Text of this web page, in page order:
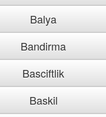
Balya
Bandirma
Basciftlik
Baskil